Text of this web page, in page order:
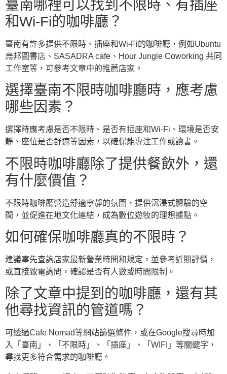
臺南哪裡可以找到不限時、有插座
和Wi-Fi的咖啡廳？
臺南有許多提供不限時、插座和Wi-Fi的咖啡廳，例如Ubuntu
烏邦圖書店、SASADRA cafe、Hour Jungle Coworking 共同
工作室等，可參考文章中的推薦店家。
選擇臺南不限時咖啡廳時，應考慮
哪些因素？
選擇時應考慮是否不限時、是否有插座和Wi-Fi、環境是否安
靜、座位是否舒適等因素，以確保能專注工作或讀書。
不限時咖啡廳除了提供餐飲外，還
有什麼價值？
不限時咖啡廳營造舒適寧靜的氛圍，提供沉浸式體驗的空
間，並促進在地文化連結，成為數位遊牧的理想據點。
如何確保咖啡廳真的不限時？
建議事先查詢店家最新營業時間和規定，並參考近期評價，
或直接致電詢問，確認是否有人數或時間限制。
除了文章中提到的咖啡廳，還有其
他尋找資訊的管道嗎？
可透過Cafe Nomad等網站篩選條件，或在Google搜尋時加
入「臺南」、「不限時」、「插座」、「WIFI」等關鍵字，
尋找更多符合需求的咖啡廳。